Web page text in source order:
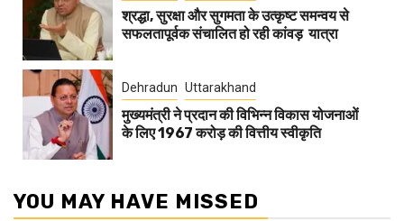
श्रद्धा, सुरक्षा और सुगमता के उत्कृष्ट समन्वय से
सफलतापूर्वक संचालित हो रही कांवड़ यात्रा
Dehradun Uttarakhand
मुख्यमंत्री ने प्रदान की विभिन्न विकास योजनाओं
के लिए 1967 करोड़ की वित्तीय स्वीकृति
YOU MAY HAVE MISSED